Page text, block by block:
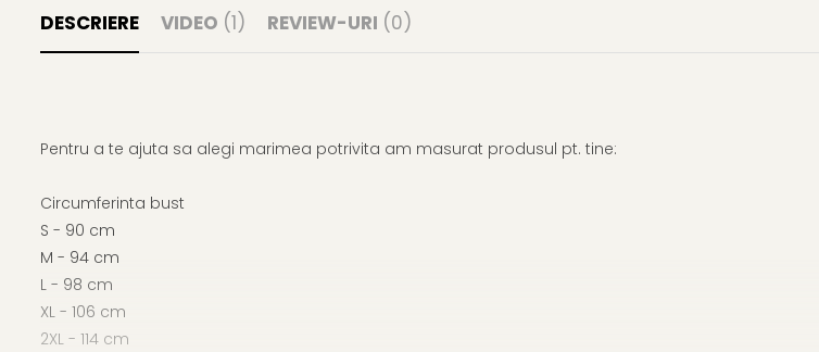
DESCRIERE VIDEO (1) REVIEW-URI (0)
Pentru a te ajuta sa alegi marimea potrivita am masurat produsul pt. tine:
Circumferinta bust
S - 90 cm
M - 94 cm
L - 98 cm
XL - 106 cm
2XL - 114 cm